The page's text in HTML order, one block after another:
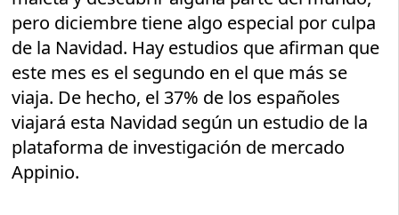
pero diciembre tiene algo especial por culpa
de la Navidad. Hay estudios que afirman que
este mes es el segundo en el que más se
viaja. De hecho, el 37% de los españoles
viajará esta Navidad según un estudio de la
plataforma de investigación de mercado
Appinio.